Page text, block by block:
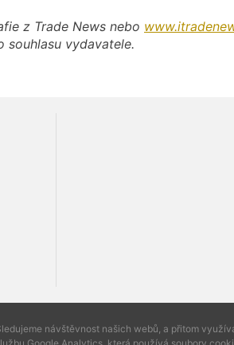
z Trade News nebo
souhlasu vydavatele.
návštěvnost našich webů, a přitom